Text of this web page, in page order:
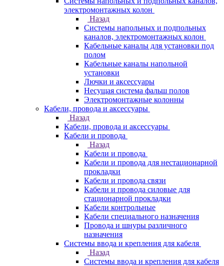
электромонтажных колон
Назад
Системы напольных и подпольных
каналов, электромонтажных колон
Кабельные каналы для установки под
полом
Кабельные каналы напольной
установки
Лючки и аксессуары
Несущая система фальш полов
Электромонтажные колонны
Кабели, провода и аксессуары
Назад
Кабели, провода и аксессуары
Кабели и провода
Назад
Кабели и провода
Кабели и провода для нестационарной
прокладки
Кабели и провода связи
Кабели и провода силовые для
стационарной прокладки
Кабели контрольные
Кабели специального назначения
Провода и шнуры различного
назначения
Системы ввода и крепления для кабеля
Назад
Системы ввода и крепления для кабеля